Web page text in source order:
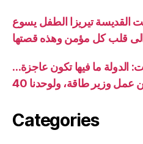
القديسة تيريزا الطفل يسوع
قلب كل مؤمن وهذه قصتها
الدولة ما فيها تكون عاجزة…
Categories